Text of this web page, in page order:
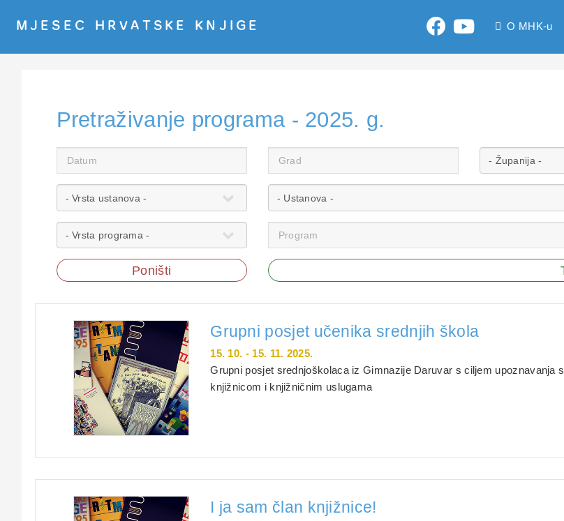
MJESEC HRVATSKE KNJIGE O MHK-u
Pretraživanje programa - 2025. g.
Grupni posjet učenika srednjih škola
15. 10. - 15. 11. 2025.
Grupni posjet srednjoškolaca iz Gimnazije Daruvar s ciljem upoznavanja s
knjižnicom i knjižničnim uslugama
I ja sam član knjižnice!